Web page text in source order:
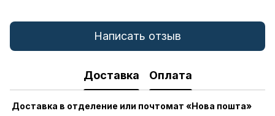
Написать отзыв
Доставка Оплата
Доставка в отделение или почтомат «Нова пошта»